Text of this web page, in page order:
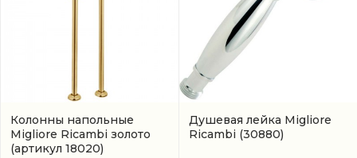
Колонны напольные
Migliore Ricambi золото
(артикул 18020)
Душевая лейка Migliore
Ricambi (30880)